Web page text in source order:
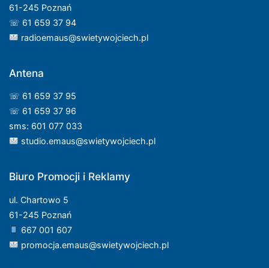
61-245 Poznań
☏ 61 659 37 94
radioemaus@swietywojciech.pl
Antena
☏ 61 659 37 95
☏ 61 659 37 96
sms: 601 077 033
studio.emaus@swietywojciech.pl
Biuro Promocji i Reklamy
ul. Chartowo 5
61-245 Poznań
667 001 607
promocja.emaus@swietywojciech.pl